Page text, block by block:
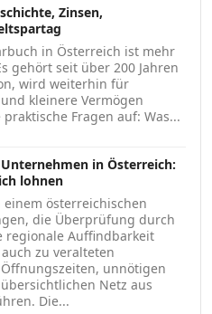
Zinsen,
in Österreich ist mehr
gehört seit über 200 Jahren
wird weiterhin für
kleinere Vermögen
Fragen auf: Was...
in Österreich:
lohnen
einem österreichischen
die Überprüfung durch
regionale Auffindbarkeit
zu veralteten
unnötigen
Netz aus
Die...